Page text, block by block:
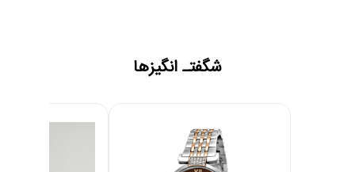
شگفتـ انگیزها